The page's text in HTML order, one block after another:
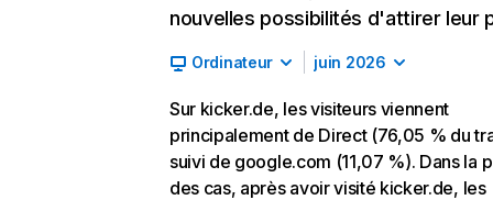
nouvelles possibilités d'attirer leur
Ordinateur juin 2026
Sur kicker.de, les visiteurs viennent
principalement de Direct (76,05 % du
suivi de google.com (11,07 %). Dans la
des cas, après avoir visité kicker.de, les